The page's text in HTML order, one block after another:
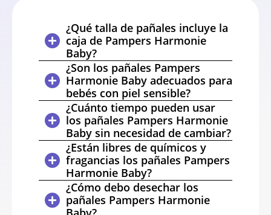
¿Qué talla de pañales incluye la
caja de Pampers Harmonie
Baby?
¿Son los pañales Pampers
Harmonie Baby adecuados para
bebés con piel sensible?
¿Cuánto tiempo pueden usar
los pañales Pampers Harmonie
Baby sin necesidad de cambiar?
¿Están libres de químicos y
fragancias los pañales Pampers
Harmonie Baby?
¿Cómo debo desechar los
pañales Pampers Harmonie